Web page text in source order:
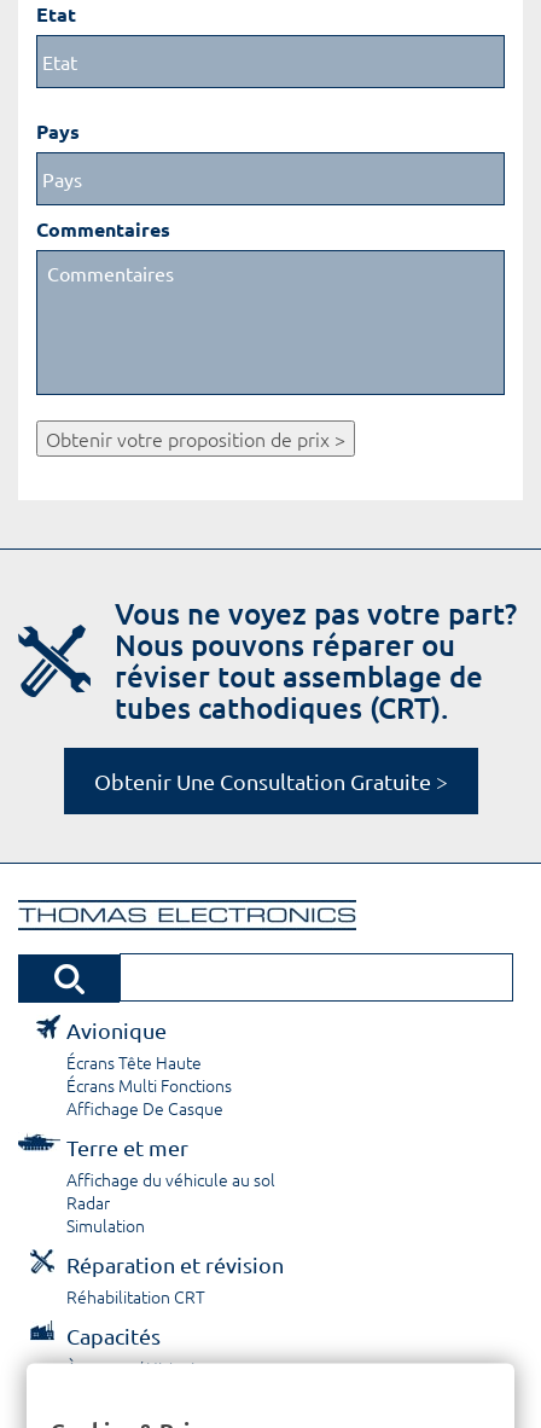
Etat
Pays
Commentaires
Obtenir votre proposition de prix >
Vous ne voyez pas votre part?
Nous pouvons réparer ou
réviser tout assemblage de
tubes cathodiques (CRT).
Obtenir Une Consultation Gratuite >
Avionique
Écrans Tête Haute
Écrans Multi Fonctions
Affichage De Casque
Terre et mer
Affichage du véhicule au sol
Radar
Simulation
Réparation et révision
Réhabilitation CRT
Capacités
À propos / Historique